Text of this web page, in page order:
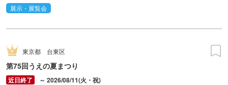
展示・展覧会
東京都 台東区
第75回うえの夏まつり
～ 2026/08/11(火・祝)